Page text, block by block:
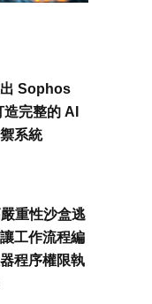
Sophos
完整的 AI
系統
重性沙盒逃
工作流程編
程序權限執